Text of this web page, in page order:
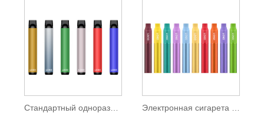
Стандартный одноразовый комплект TPD 550 мАч Электронная сигарета TPD 500 мАч литиевая батарея